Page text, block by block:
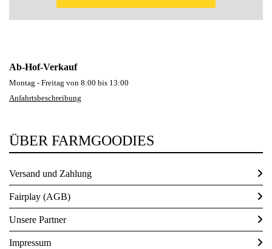
Ab-Hof-Verkauf
Montag - Freitag von 8:00 bis 13:00
Anfahrtsbeschreibung
ÜBER FARMGOODIES
Versand und Zahlung
Fairplay (AGB)
Unsere Partner
Impressum